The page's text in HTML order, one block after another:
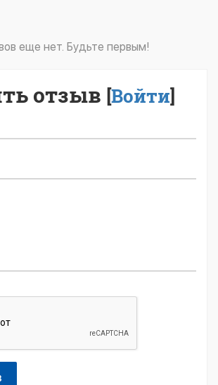
еще нет. Будьте первым!
отзыв [Войти]